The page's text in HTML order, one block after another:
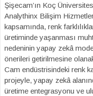
Şişecam’ın Koç
Analythinx Bilişim
kapsamında, renk
üretiminde yaşanması
nedeninin yapay zekâ
önerileri getirilmesine
Cam endüstrisindeki renk
projeyle, yapay zekâ
üretime entegrasyonu ve